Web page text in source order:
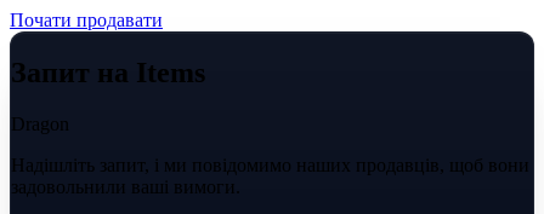
Почати продавати
Запит на Items
Dragon
Надішліть запит, і ми повідомимо наших продавців, щоб вони
задовольнили ваші вимоги.